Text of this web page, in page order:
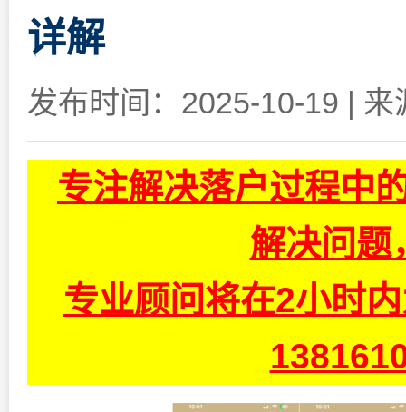
详解
发布时间：2025-10-19 | 来
专注解决落户过程中
解决问题
专业顾问将在2小时